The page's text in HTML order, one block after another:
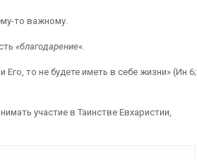
то важному.
«благодарение«.
то не будете иметь в себе жизни» (Ин 6;
участие в Таинстве Евхаристии,